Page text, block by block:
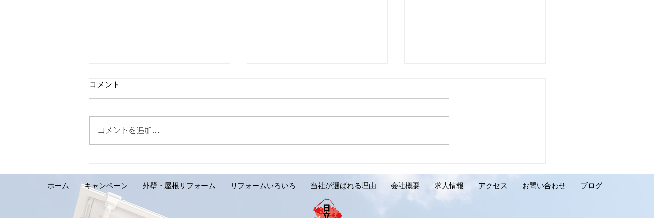
ご紹介です。札幌市手稲区 S
様邸】
ご紹介です。岩見沢市 Y様
邸】
ご紹介です。千歳市 K様邸】
コメント
コメントを追加…
ホーム キャンペーン 外壁・屋根リフォーム リフォームいろいろ 当社が選ばれる理由 会社概要 求人情報 アクセス お問い合わせ ブログ